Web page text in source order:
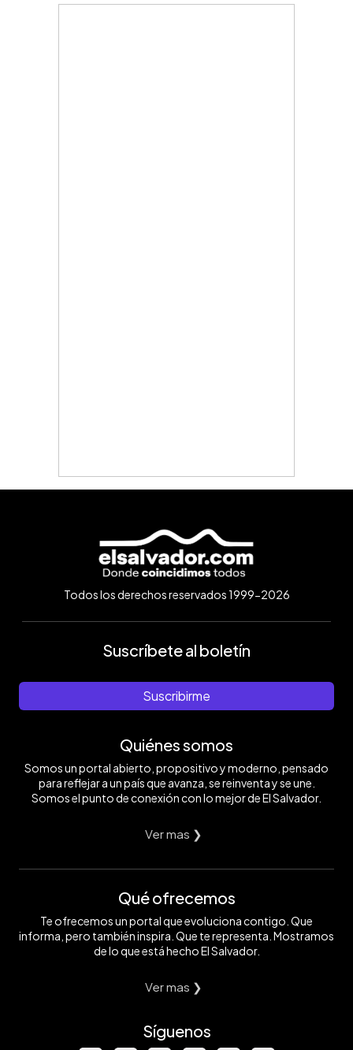
Todos los derechos reservados 1999-2026
Suscríbete al boletín
Suscribirme
Quiénes somos
Somos un portal abierto, propositivo y moderno, pensado
para reflejar a un país que avanza, se reinventa y se une.
Somos el punto de conexión con lo mejor de El Salvador.
Ver mas ❯
Qué ofrecemos
Te ofrecemos un portal que evoluciona contigo. Que
informa, pero también inspira. Que te representa. Mostramos
de lo que está hecho El Salvador.
Ver mas ❯
Síguenos